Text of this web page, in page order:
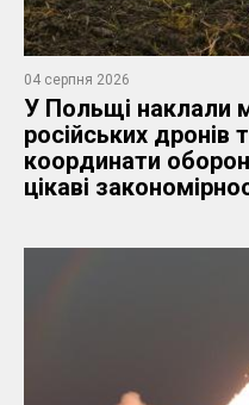
04 серпня 2026
У Польщі наклали
російських дронів
координати
цікаві